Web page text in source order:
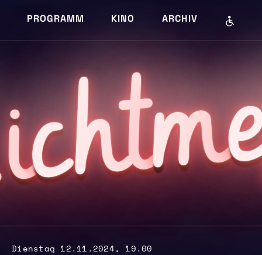
PROGRAMM KINO ARCHIV
chtm
Dienstag 12.11.2024, 19.00